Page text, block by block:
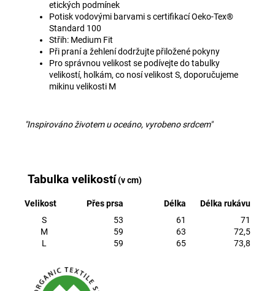
etických podmínek
Potisk vodovými barvami s certifikacíOeko-Tex®
Standard 100
Střih: Medium Fit
Při praní a žehlení dodržujte přiložené pokyny
Pro správnou velikost se podívejte do tabulky
velikostí, holkám, co nosí velikost S, doporučujeme
mikinu velikosti M
"Inspirováno životem u oceáno, vyrobeno srdcem"
Tabulka velikostí(v cm)
Velikost Přes prsa Délka
Délka rukávu
S
53 61
71
M
59 63
72,5
L
59 65 73,8